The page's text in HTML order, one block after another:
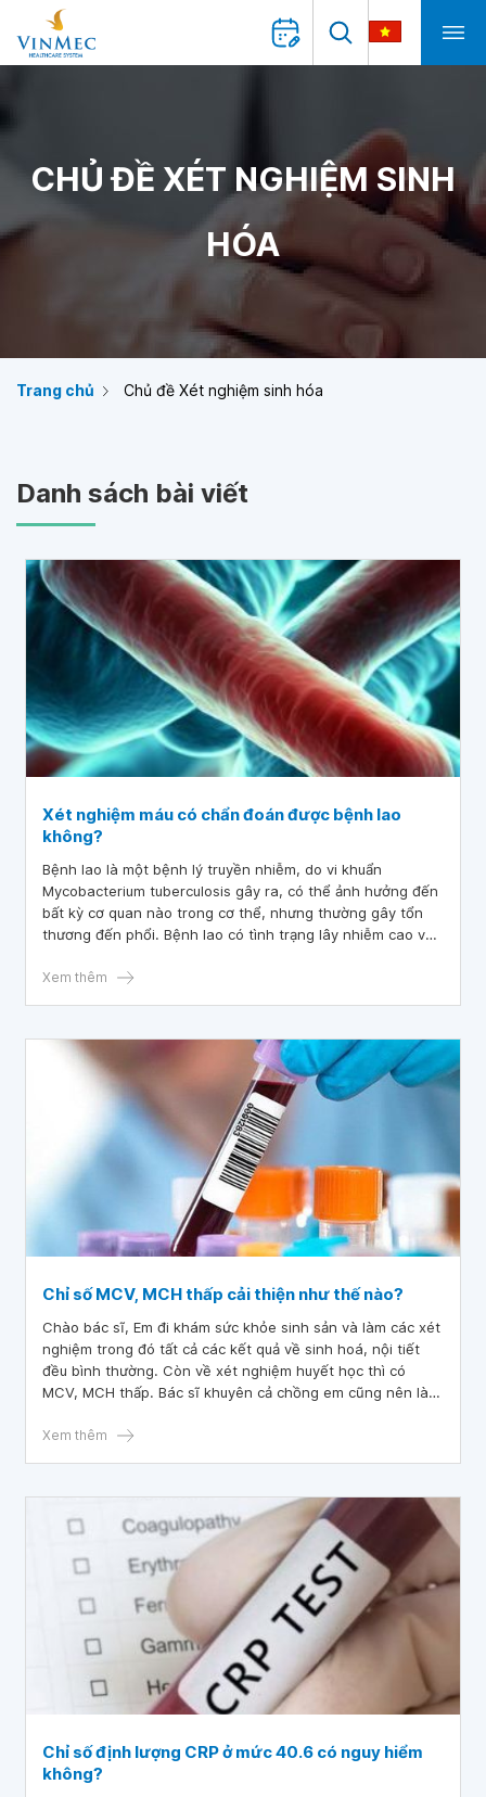
CHỦ ĐỀ XÉT NGHIỆM SINH
HÓA
Trang chủ Chủ đề Xét nghiệm sinh hóa
Danh sách bài viết
Xét nghiệm máu có chẩn đoán được bệnh lao
không?
Bệnh lao là một bệnh lý truyền nhiễm, do vi khuẩn
Mycobacterium tuberculosis gây ra, có thể ảnh hưởng đến
bất kỳ cơ quan nào trong cơ thể, nhưng thường gây tổn
thương đến phổi. Bệnh lao có tình trạng lây nhiễm cao và
phát hiện và chẩn đoán bệnh lao đúng cách sẽ giúp ngăn
chủ đề này trong bài viết dưới đây.
Xem thêm
Chỉ số MCV, MCH thấp cải thiện như thế nào?
Chào bác sĩ, Em đi khám sức khỏe sinh sản và làm các xét
nghiệm trong đó tất cả các kết quả về sinh hoá, nội tiết
đều bình thường. Còn về xét nghiệm huyết học thì có
MCV, MCH thấp. Bác sĩ khuyên cả chồng em cũng nên làm
thấp không vì sợ cả vợ chồng đều thấp thì có con sẽ bị
nghiệm cũng bị như em thì phải làm sao ạ? Em cảm ơn bác
Xem thêm
Chỉ số định lượng CRP ở mức 40.6 có nguy hiểm
không?